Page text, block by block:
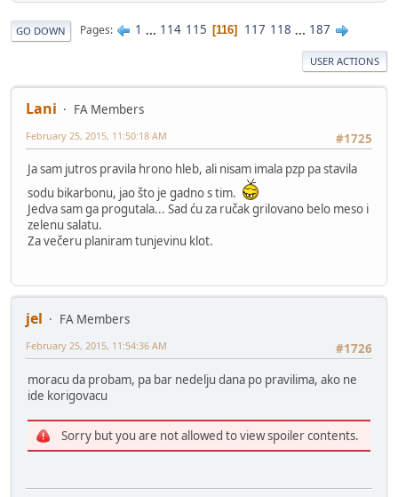
GO DOWN Pages 1 ... 114 115 116 117 118 ... 187
USER ACTIONS
Lani
FA Members
#1725
February 25, 2015, 11:50:18 AM
Ja sam jutros pravila hrono hleb, ali nisam imala pzp pa stavila
sodu bikarbonu, jao što je gadno s tim.
Jedva sam ga progutala... Sad ću za ručak grilovano belo meso i
zelenu salatu.
Za večeru planiram tunjevinu klot.
jel
FA Members
#1726
February 25, 2015, 11:54:36 AM
moracu da probam, pa bar nedelju dana po pravilima, ako ne
ide korigovacu
Sorry but you are not allowed to view spoiler contents.